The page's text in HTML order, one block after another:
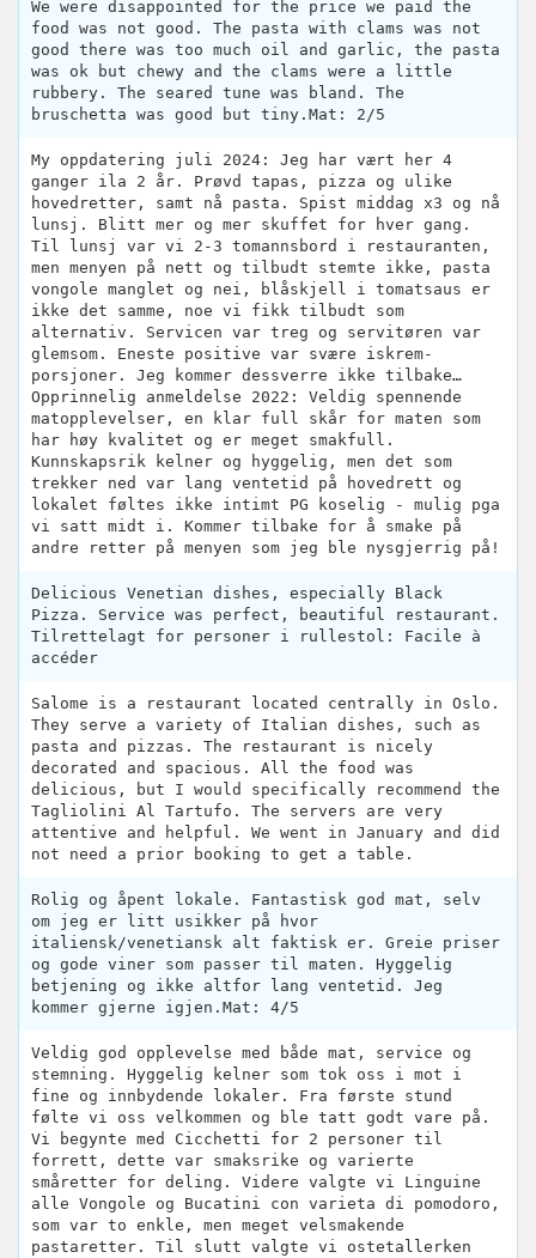
We were disappointed for the price we paid the
food was not good. The pasta with clams was not
good there was too much oil and garlic, the pasta
was ok but chewy and the clams were a little
rubbery. The seared tune was bland. The
bruschetta was good but tiny.Mat: 2/5
My oppdatering juli 2024: Jeg har vært her 4
ganger ila 2 år. Prøvd tapas, pizza og ulike
hovedretter, samt nå pasta. Spist middag x3 og nå
lunsj. Blitt mer og mer skuffet for hver gang.
Til lunsj var vi 2-3 tomannsbord i restauranten,
men menyen på nett og tilbudt stemte ikke, pasta
vongole manglet og nei, blåskjell i tomatsaus er
ikke det samme, noe vi fikk tilbudt som
alternativ. Servicen var treg og servitøren var
glemsom. Eneste positive var svære iskrem-
porsjoner. Jeg kommer dessverre ikke tilbake…
Opprinnelig anmeldelse 2022: Veldig spennende
matopplevelser, en klar full skår for maten som
har høy kvalitet og er meget smakfull.
Kunnskapsrik kelner og hyggelig, men det som
trekker ned var lang ventetid på hovedrett og
lokalet føltes ikke intimt PG koselig - mulig pga
vi satt midt i. Kommer tilbake for å smake på
andre retter på menyen som jeg ble nysgjerrig på!
Delicious Venetian dishes, especially Black
Pizza. Service was perfect, beautiful restaurant.
Tilrettelagt for personer i rullestol: Facile à
accéder
Salome is a restaurant located centrally in Oslo.
They serve a variety of Italian dishes, such as
pasta and pizzas. The restaurant is nicely
decorated and spacious. All the food was
delicious, but I would specifically recommend the
Tagliolini Al Tartufo. The servers are very
attentive and helpful. We went in January and did
not need a prior booking to get a table.
Rolig og åpent lokale. Fantastisk god mat, selv
om jeg er litt usikker på hvor
italiensk/venetiansk alt faktisk er. Greie priser
og gode viner som passer til maten. Hyggelig
betjening og ikke altfor lang ventetid. Jeg
kommer gjerne igjen.Mat: 4/5
Veldig god opplevelse med både mat, service og
stemning. Hyggelig kelner som tok oss i mot i
fine og innbydende lokaler. Fra første stund
følte vi oss velkommen og ble tatt godt vare på.
Vi begynte med Cicchetti for 2 personer til
forrett, dette var smaksrike og varierte
småretter for deling. Videre valgte vi Linguine
alle Vongole og Bucatini con varieta di pomodoro,
som var to enkle, men meget velsmakende
pastaretter. Til slutt valgte vi ostetallerken